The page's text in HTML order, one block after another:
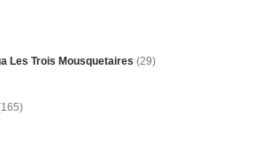
Les Trois Mousquetaires (29)